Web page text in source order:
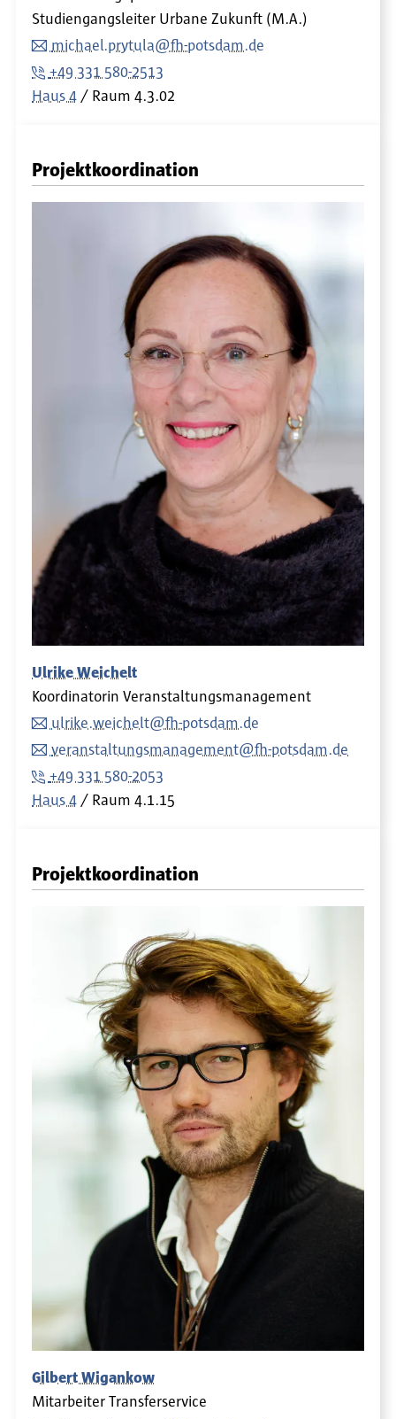
Studiengangsleiter Urbane Zukunft (M.A.)
michael.prytula@fh-potsdam.de
+49 331 580-2513
Haus 4
Raum 4.3.02
Projektkoordination
Ulrike Weichelt
Koordinatorin Veranstaltungsmanagement
ulrike.weichelt@fh-potsdam.de
veranstaltungsmanagement@fh-potsdam.de
+49 331 580-2053
Haus 4
Raum 4.1.15
Projektkoordination
Gilbert Wigankow
Mitarbeiter Transferservice